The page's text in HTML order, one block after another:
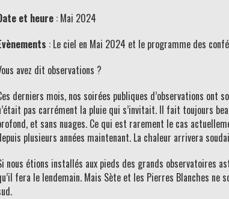
et heure: Mai 2024
: Le ciel en Mai 2024 et le programme des
avez dit observations ?
derniers mois, nos soirées publiques d’observations ont
pas carrément la pluie qui s’invitait. Il fait toujours
et sans nuages. Ce qui est rarement le cas
plusieurs années maintenant. La chaleur arrivera
nous étions installés aux pieds des grands observatoires
fera le lendemain. Mais Sète et les Pierres Blanches